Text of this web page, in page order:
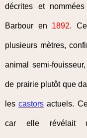
décrites et
Barbour en 1892.
plusieurs mètres,
animal semi-
de prairie plutôt que
lescastors actuels.
car elle révélait